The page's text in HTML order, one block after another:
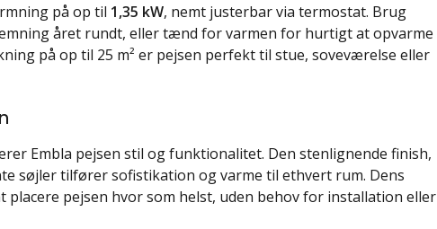
på op til 1,35 kW, nemt justerbar via termostat. Brug
året rundt, eller tænd for varmen for hurtigt at opvarme
på op til 25 m² er pejsen perfekt til stue, soveværelse eller
Embla pejsen stil og funktionalitet. Den stenlignende finish,
søjler tilfører sofistikation og varme til ethvert rum. Dens
pejsen hvor som helst, uden behov for installation eller